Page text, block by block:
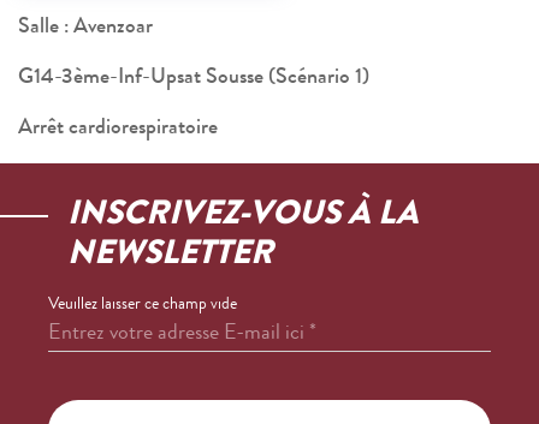
Salle : Avenzoar
G14-3ème-Inf-Upsat Sousse (Scénario 1)
Arrêt cardiorespiratoire
INSCRIVEZ-VOUS À LA
NEWSLETTER
Veuillez laisser ce champ vide
Entrez votre adresse E-mail ici*